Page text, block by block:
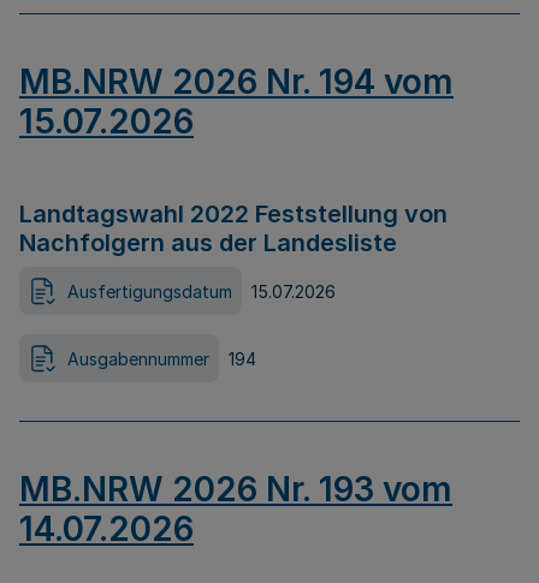
MB.NRW 2026 Nr. 194 vom
15.07.2026
Landtagswahl 2022 Feststellung von
Nachfolgern aus der Landesliste
Ausfertigungsdatum 15.07.2026
Ausgabennummer 194
MB.NRW 2026 Nr. 193 vom
14.07.2026